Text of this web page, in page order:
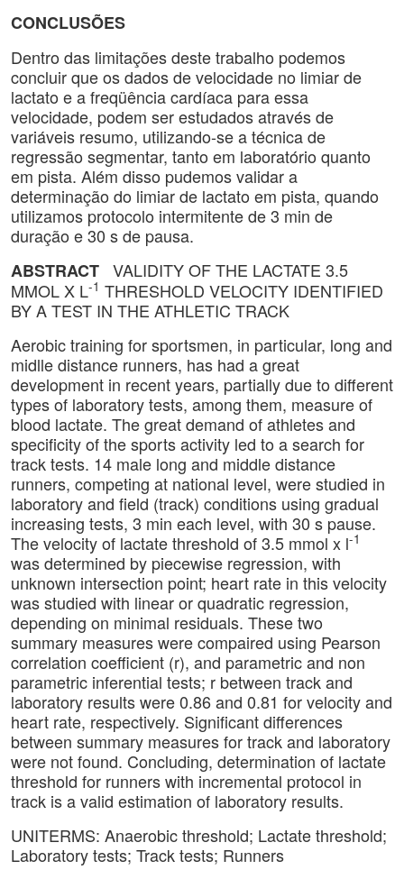
CONCLUSÕES
Dentro das limitações deste trabalho podemos
concluir que os dados de velocidade no limiar de
lactato e a freqüência cardíaca para essa
velocidade, podem ser estudados através de
variáveis resumo, utilizando-se a técnica de
regressão segmentar, tanto em laboratório quanto
em pista. Além disso pudemos validar a
determinação do limiar de lactato em pista, quando
utilizamos protocolo intermitente de 3 min de
duração e 30 s de pausa.
ABSTRACT VALIDITY OF THE LACTATE 3.5
MMOL X L-1 THRESHOLD VELOCITY IDENTIFIED
BY A TEST IN THE ATHLETIC TRACK
Aerobic training for sportsmen, in particular, long and
midlle distance runners, has had a great
development in recent years, partially due to different
types of laboratory tests, among them, measure of
blood lactate. The great demand of athletes and
specificity of the sports activity led to a search for
track tests. 14 male long and middle distance
runners, competing at national level, were studied in
laboratory and field (track) conditions using gradual
increasing tests, 3 min each level, with 30 s pause.
The velocity of lactate threshold of 3.5 mmol x l-1
was determined by piecewise regression, with
unknown intersection point; heart rate in this velocity
was studied with linear or quadratic regression,
depending on minimal residuals. These two
summary measures were compaired using Pearson
correlation coefficient (r), and parametric and non
parametric inferential tests; r between track and
laboratory results were 0.86 and 0.81 for velocity and
heart rate, respectively. Significant differences
between summary measures for track and laboratory
were not found. Concluding, determination of lactate
threshold for runners with incremental protocol in
track is a valid estimation of laboratory results.
UNITERMS: Anaerobic threshold; Lactate threshold;
Laboratory tests; Track tests; Runners